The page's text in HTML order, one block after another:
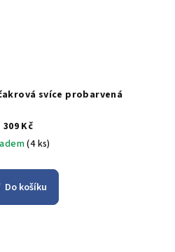
svíce probarvená
309 Kč
(4 ks)
Do košíku